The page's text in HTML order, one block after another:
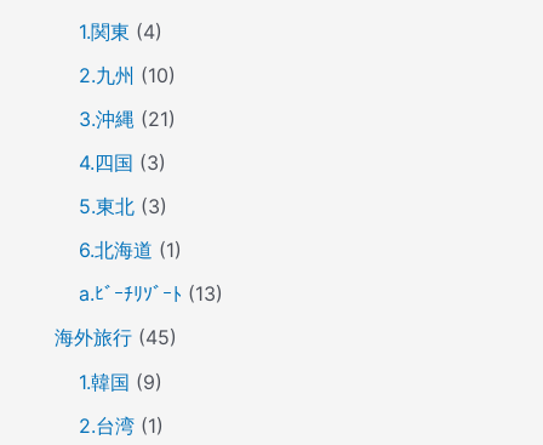
1.関東 (4)
2.九州 (10)
3.沖縄(21)
4.四国 (3)
5.東北(3)
6.北海道 (1)
a.ﾋﾞｰﾁﾘｿﾞｰﾄ (13)
海外旅行(45)
1.韓国 (9)
2.台湾(1)